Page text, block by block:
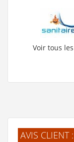
Voir tous
AVIS